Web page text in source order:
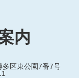
内
多区東公園7番7号